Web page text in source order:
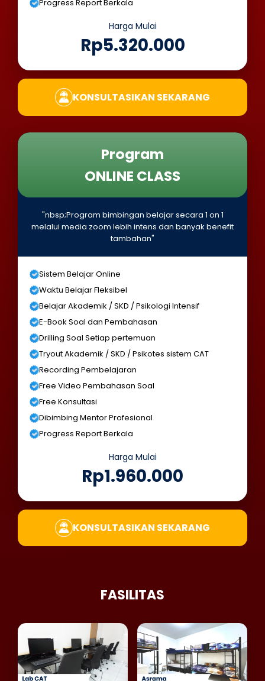
Progress Report Berkala
Harga Mulai
Rp5.320.000
KONSULTASIKAN SEKARANG
Program
ONLINE CLASS
"nbsp;Program bimbingan belajar secara 1 on 1
melalui media zoom lebih intens dan banyak benefit
tambahan"
Sistem Belajar Online
Waktu Belajar Fleksibel
Belajar Akademik / SKD / Psikologi Intensif
E-Book Soal dan Pembahasan
Drilling Soal Setiap pertemuan
Tryout Akademik / SKD / Psikotes sistem CAT
Recording Pembelajaran
Free Video Pembahasan Soal
Free Konsultasi
Dibimbing Mentor Profesional
Progress Report Berkala
Harga Mulai
Rp1.960.000
KONSULTASIKAN SEKARANG
FASILITAS